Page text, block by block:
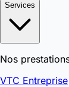
Services
Nos
VTC Entreprise